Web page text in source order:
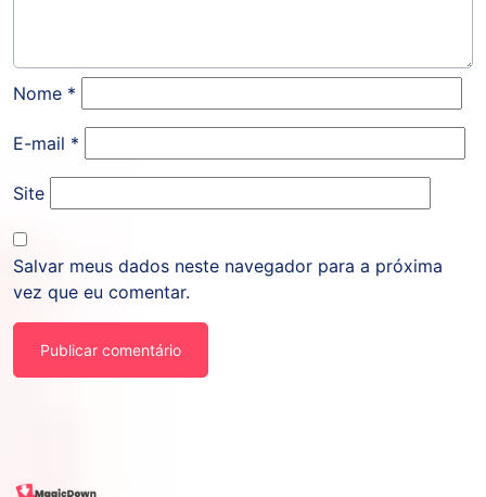
Nome *
E-mail *
Site
Salvar meus dados neste navegador para a próxima
vez que eu comentar.